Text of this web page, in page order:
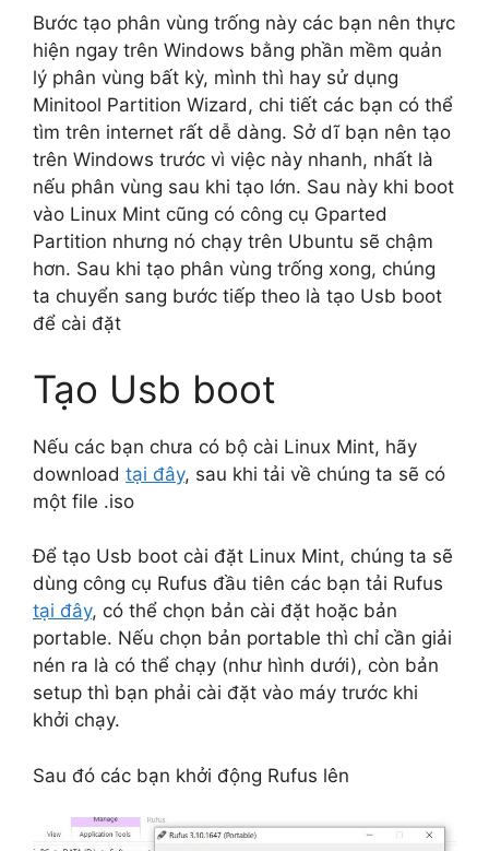
Bước tạo phân vùng trống này các bạn nên thực
hiện ngay trên Windows bằng phần mềm quản
lý phân vùng bất kỳ, mình thì hay sử dụng
Minitool Partition Wizard, chi tiết các bạn có thể
tìm trên internet rất dễ dàng. Sở dĩ bạn nên tạo
trên Windows trước vì việc này nhanh, nhất là
nếu phân vùng sau khi tạo lớn. Sau này khi boot
vào Linux Mint cũng có công cụ Gparted
Partition nhưng nó chạy trên Ubuntu sẽ chậm
hơn. Sau khi tạo phân vùng trống xong, chúng
ta chuyển sang bước tiếp theo là tạo Usb boot
để cài đặt
Tạo Usb boot
Nếu các bạn chưa có bộ cài Linux Mint, hãy
download tại đây, sau khi tải về chúng ta sẽ có
một file .iso
Để tạo Usb boot cài đặt Linux Mint, chúng ta sẽ
dùng công cụ Rufus đầu tiên các bạn tải Rufus
tại đây, có thể chọn bản cài đặt hoặc bản
portable. Nếu chọn bản portable thì chỉ cần giải
nén ra là có thể chạy (như hình dưới), còn bản
setup thì bạn phải cài đặt vào máy trước khi
khởi chạy.
Sau đó các bạn khởi động Rufus lên